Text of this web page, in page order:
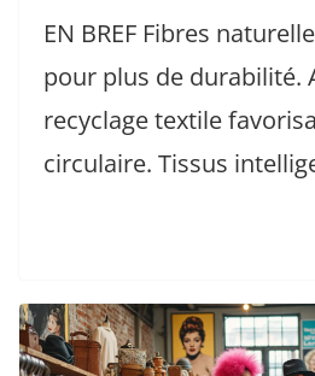
EN BREF Fibres
pour plus de durabilité.
recyclage textile
circulaire. Tissus